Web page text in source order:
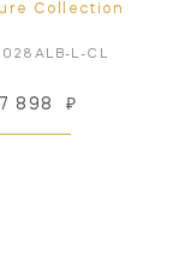
Collection
L-CL
898 ₽